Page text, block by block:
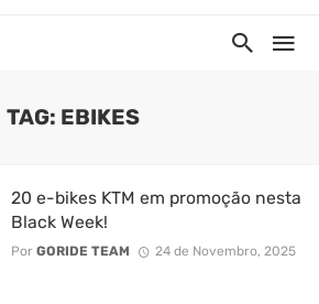
TAG: EBIKES
20 e-bikes KTM em promoção nesta
Black Week!
Por GORIDE TEAM 24 de Novembro, 2025